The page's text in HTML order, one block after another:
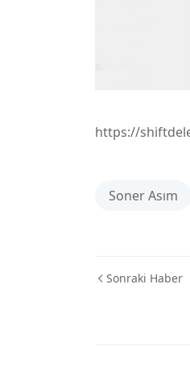
https://
Soner Asım
Sonraki Haber